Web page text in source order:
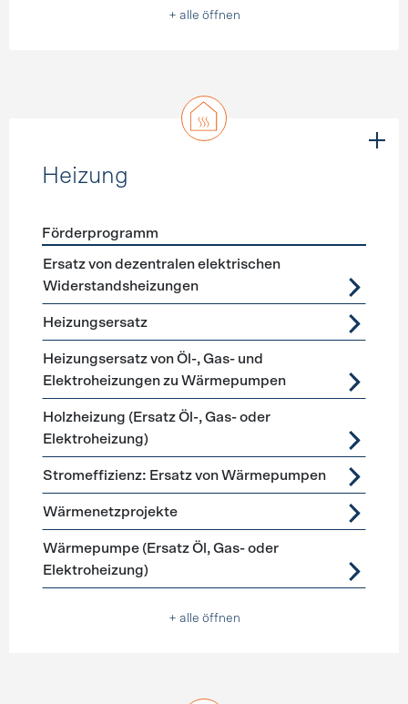
+ alle öffnen
Heizung
Förderprogramme Heizung
Förderprogramm
Ersatz von dezentralen elektrischen
Widerstandsheizungen
Heizungsersatz
Heizungsersatz von Öl-, Gas- und
Elektroheizungen zu Wärmepumpen
Holzheizung (Ersatz Öl-, Gas- oder
Elektroheizung)
Stromeffizienz: Ersatz von Wärmepumpen
Wärmenetzprojekte
Wärmepumpe (Ersatz Öl, Gas- oder
Elektroheizung)
+ alle öffnen